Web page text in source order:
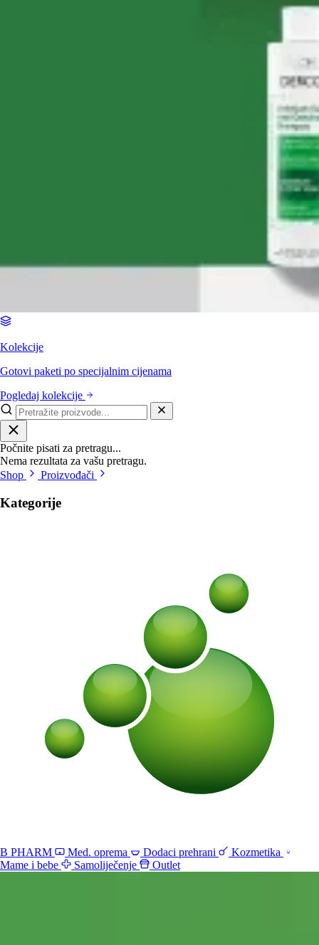
Kolekcije
Gotovi paketi po specijalnim cijenama
Pogledaj kolekcije
Počnite pisati za pretragu...
Nema rezultata za vašu pretragu.
Shop
Proizvođači
Kategorije
B PHARM Med. oprema Dodaci prehrani
Kozmetika
Mame i bebe
Samoliječenje Outlet